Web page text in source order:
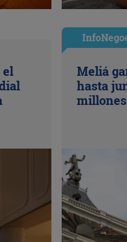
el
Meliá
hasta
millones